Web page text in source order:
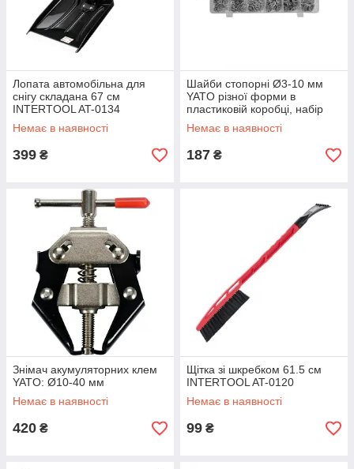
Лопата автомобільна для
снігу складана 67 см
INTERTOOL AT-0134
Немає в наявності
399 ₴
Шайби стопорні Ø3-10 мм
YATO різної форми в
пластиковій коробці, набір
720 шт.
Немає в наявності
187 ₴
Знімач акумуляторних клем
YATO: Ø10-40 мм
Немає в наявності
420 ₴
Щітка зі шкребком 61.5 см
INTERTOOL AT-0120
Немає в наявності
99 ₴